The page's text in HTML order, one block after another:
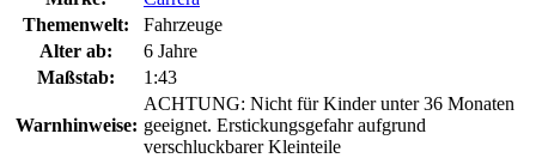
Themenwelt:
Fahrzeuge
Alter ab:
6 Jahre
Maßstab:
1:43
Warnhinweise:
ACHTUNG: Nicht für Kinder unter 36 Monaten
geeignet. Erstickungsgefahr aufgrund
verschluckbarer Kleinteile